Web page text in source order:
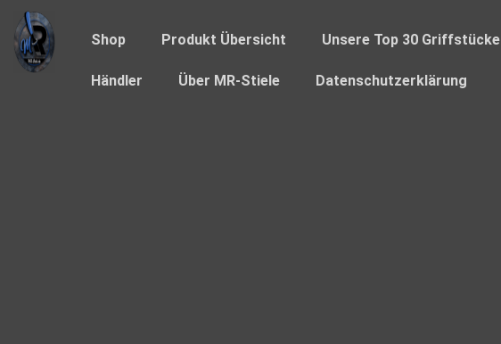
Shop Produkt Übersicht Unsere Top 30 Griffstücke
Händler Über MR-Stiele Datenschutzerklärung